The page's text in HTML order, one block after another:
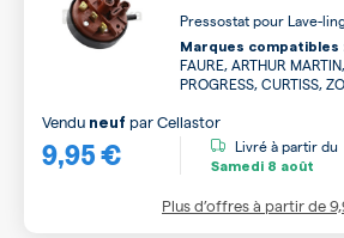
Pressostat pour Lave-
Marques compatibles
FAURE, ARTHUR
PROGRESS, CURTISS,
9,95 €
Vendu neuf parCellastor
Livré à partir du
Samedi 8 août
Plus d’offres à partir de